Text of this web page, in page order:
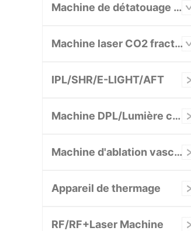
Machine de détatouage au laser
Machine laser CO2 fractionnée
IPL/SHR/E-LIGHT/AFT
Machine DPL/Lumière cellulaire/NIR
Machine d'ablation vasculaire
Appareil de thermage
RF/RF+Laser Machine